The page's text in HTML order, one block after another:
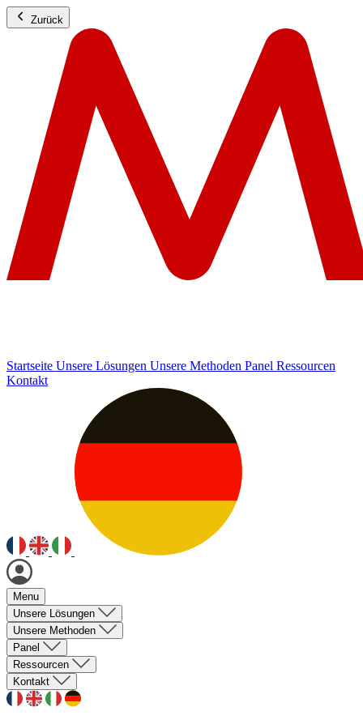
Zurück
Startseite Unsere Lösungen Unsere Methoden Panel Ressourcen
Kontakt
Menu
Unsere Lösungen
Unsere Methoden
Panel
Ressourcen
Kontakt